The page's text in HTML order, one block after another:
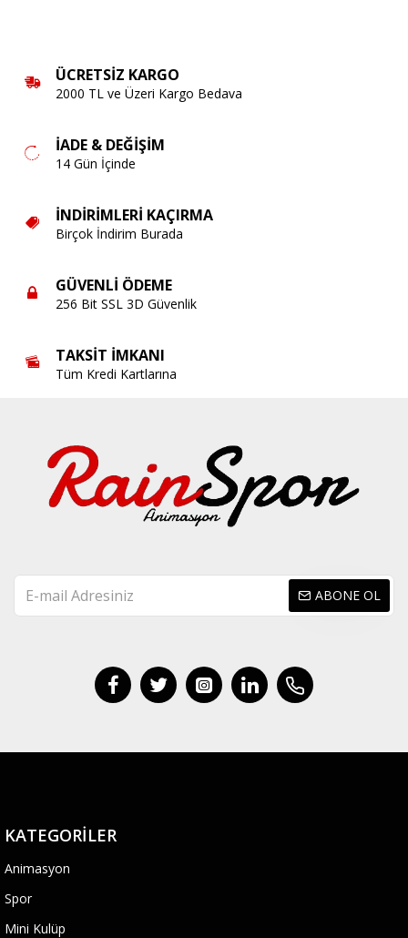
ÜCRETSIZ KARGO
2000 TL ve Üzeri Kargo Bedava
İADE & DEĞIŞIM
14 Gün İçinde
İNDIRIMLERI KAÇIRMA
Birçok İndirim Burada
GÜVENLI ÖDEME
256 Bit SSL 3D Güvenlik
TAKSIT İMKANI
Tüm Kredi Kartlarına
ABONE OL
KATEGORILER
Animasyon
Spor
Mini Kulüp